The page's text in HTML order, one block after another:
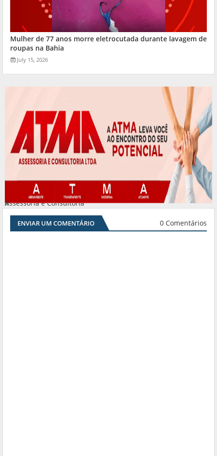
Mulher de 77 anos morre eletrocutada durante lavagem de
roupas na Bahia
July 15, 2026
Assessoria e Consultoria
#
ENVIAR UM COMENTÁRIO 0 Comentários